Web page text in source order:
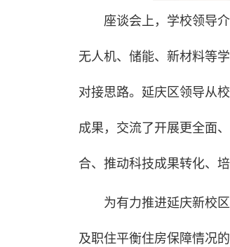
座谈会上，学校领导
无人机、储能、新材料等
对接思路。延庆区领导从
成果，交流了开展更全面
合、推动科技成果转化、
为有力推进延庆新校
及职住平衡住房保障情况